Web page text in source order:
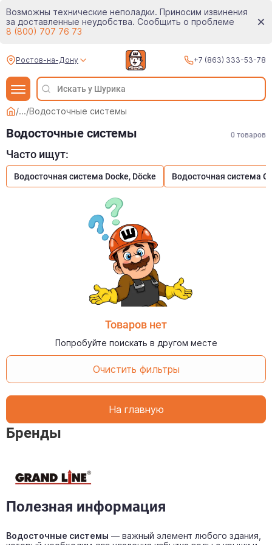
Возможны технические неполадки. Приносим извинения
за доставленные неудобства. Сообщить о проблеме
8 (800) 707 76 73
Ростов-на-Дону +7 (863) 333-53-78
/.../Водосточные системы
Водосточные системы 0 товаров
Часто ищут:
Водосточная система Docke, Döcke Водосточная система
Товаров нет
Попробуйте поискать в другом месте
Очистить фильтры
На главную
Бренды
Полезная информация
Водосточные системы — важный элемент любого здания,